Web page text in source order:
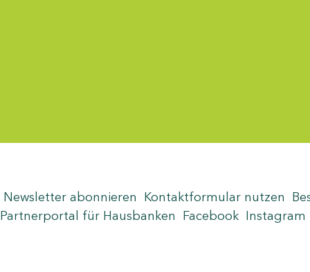
Newsletter abonnieren Kontaktformular nutzen
Partnerportal für Hausbanken Facebook Instagram